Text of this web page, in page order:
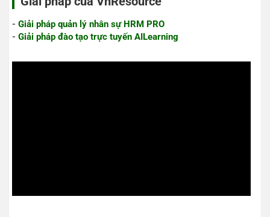
- Giải pháp quản lý nhân sự HRM PRO
- Giải pháp đào tạo trực tuyến AILearning